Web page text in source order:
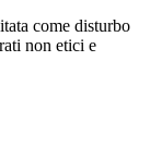
come disturbo
non etici e